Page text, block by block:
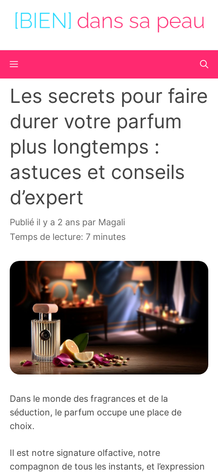
Menu
Les secrets pour faire
durer votre parfum
plus longtemps :
astuces et conseils
d’expert
publié il y a 2 ans par Magali
Temps de lecture: 7 minutes
Dans le monde des fragrances et de la
séduction, le parfum occupe une place de
choix.
Il est notre signature olfactive, notre
compagnon de tous les instants, et l’expression